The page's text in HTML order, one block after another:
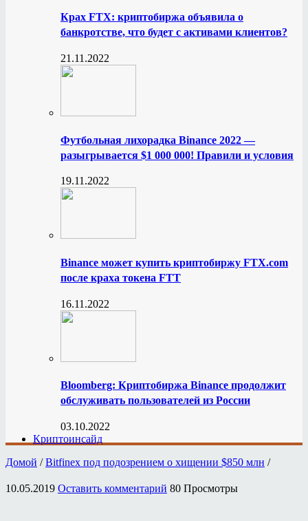
Крах FTX: криптобиржа объявила о
банкротстве, что будет с активами клиентов?
21.11.2022
Футбольная лихорадка Binance 2022 —
разыгрывается $1 000 000! Правили и условия
19.11.2022
Binance может купить криптобиржу FTX.com
после краха токена FTT
16.11.2022
Bloomberg: Криптобиржа Binance продолжит
обслуживать пользователей из России
03.10.2022
Криптоинсайд
Домой / Bitfinex под подозрением о хищении $850 млн /
10.05.2019 Оставить комментарий 80 Просмотры